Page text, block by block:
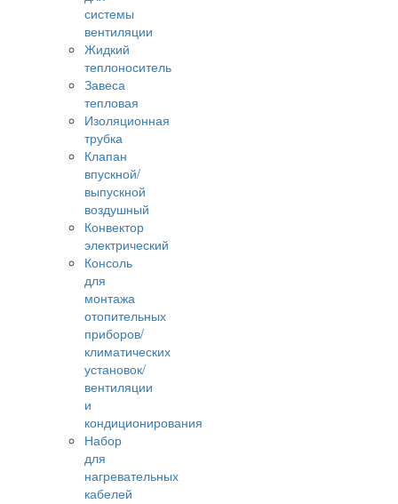
системы
вентиляции
Жидкий
теплоноситель
Завеса
тепловая
Изоляционная
трубка
Клапан
впускной/
выпускной
воздушный
Конвектор
электрический
Консоль
для
монтажа
отопительных
приборов/
климатических
установок/
вентиляции
и
кондиционирования
Набор
для
нагревательных
кабелей